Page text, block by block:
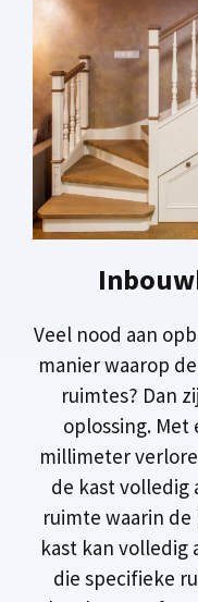
Veel nood aan
manier waarop
ruimtes? Dan
oplossing. Met
millimeter
de kast volledig
ruimte waarin
kast kan volledig
die specifieke